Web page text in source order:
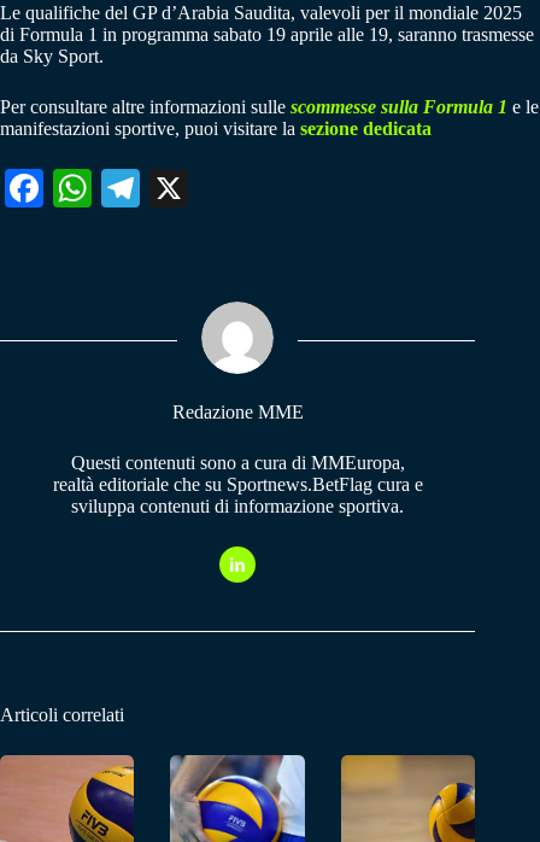
Le qualifiche del GP d’Arabia Saudita, valevoli per il mondiale 2025
di Formula 1 in programma sabato 19 aprile alle 19, saranno trasmesse
da Sky Sport.
Per consultare altre informazioni sulle scommesse sulla Formula 1 e le
manifestazioni sportive, puoi visitare la sezione dedicata
Fa W
pp
Te
m
Redazione MME
Questi contenuti sono a cura di MMEuropa,
realtà editoriale che su Sportnews.BetFlag cura e
sviluppa contenuti di informazione sportiva.
Articoli correlati